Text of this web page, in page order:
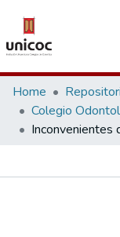
Communities &
Research Outputs
People
Home